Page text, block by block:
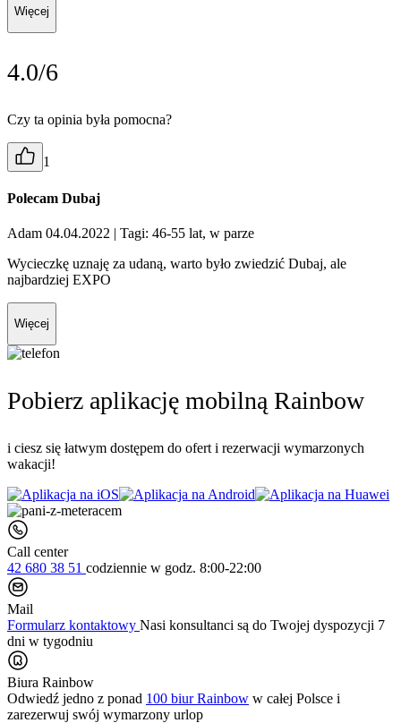
Więcej
4.0/6
Czy ta opinia była pomocna?
1
Polecam Dubaj
Adam 04.04.2022 | Tagi: 46-55 lat, w parze
Wycieczkę uznaję za udaną, warto było zwiedzić Dubaj, ale
najbardziej EXPO
Więcej
Pobierz aplikację mobilną Rainbow
i ciesz się łatwym dostępem do ofert i rezerwacji wymarzonych
wakacji!
Call center
42 680 38 51 codziennie w godz. 8:00-22:00
Mail
Formularz kontaktowy Nasi konsultanci są do Twojej dyspozycji 7
dni w tygodniu
Biura Rainbow
Odwiedź jedno z ponad 100 biur Rainbow w całej Polsce i
zarezerwuj swój wymarzony urlop